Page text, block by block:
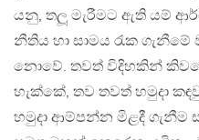
යනු, තලූ මැරීමට ඇති යම්
නීතිය හා සාමය රැක
නොවේ. තවත් විදිහකින්
හැක්කේ, තව තවත් හමුදා
හමුදා ආම්පන්න මිළදී ගැනීම